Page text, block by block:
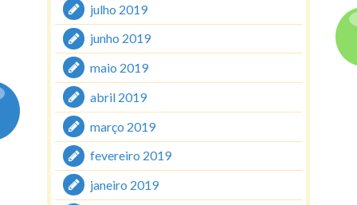
julho 2019
junho 2019
maio 2019
abril 2019
março 2019
fevereiro 2019
janeiro 2019